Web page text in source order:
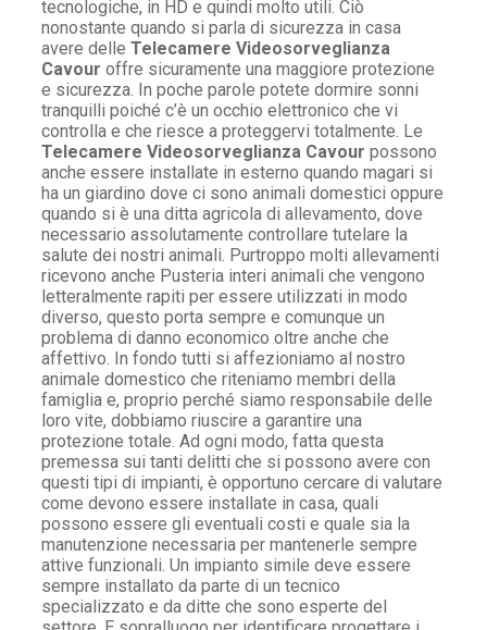
tecnologiche, in HD e quindi molto utili. Ciò
nonostante quando si parla di sicurezza in casa
avere delle Telecamere Videosorveglianza
Cavour offre sicuramente una maggiore protezione
e sicurezza. In poche parole potete dormire sonni
tranquilli poiché c’è un occhio elettronico che vi
controlla e che riesce a proteggervi totalmente. Le
Telecamere Videosorveglianza Cavour possono
anche essere installate in esterno quando magari si
ha un giardino dove ci sono animali domestici oppure
quando si è una ditta agricola di allevamento, dove
necessario assolutamente controllare tutelare la
salute dei nostri animali. Purtroppo molti allevamenti
ricevono anche Pusteria interi animali che vengono
letteralmente rapiti per essere utilizzati in modo
diverso, questo porta sempre e comunque un
problema di danno economico oltre anche che
affettivo. In fondo tutti si affezioniamo al nostro
animale domestico che riteniamo membri della
famiglia e, proprio perché siamo responsabile delle
loro vite, dobbiamo riuscire a garantire una
protezione totale. Ad ogni modo, fatta questa
premessa sui tanti delitti che si possono avere con
questi tipi di impianti, è opportuno cercare di valutare
come devono essere installate in casa, quali
possono essere gli eventuali costi e quale sia la
manutenzione necessaria per mantenerle sempre
attive funzionali. Un impianto simile deve essere
sempre installato da parte di un tecnico
specializzato e da ditte che sono esperte del